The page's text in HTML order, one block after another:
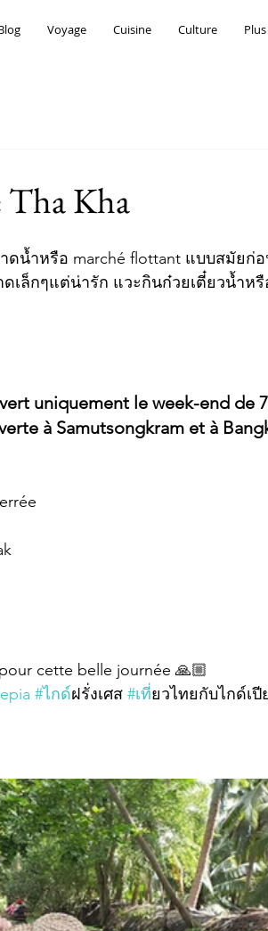
Voyage Cuisine Culture Plus
Tha Kha
น้ำหรือ marché flottant แบบสมัยก่อ
เล็กๆแต่น่ารัก แวะกินก๋วยเตี๋ยวน้ำห
uniquement le week-end de
à Samutsongkram et à
cette belle journée 🙏🏼
#ไกด์ฝรั่งเศส #เทยวไทยกับไกด์เปี